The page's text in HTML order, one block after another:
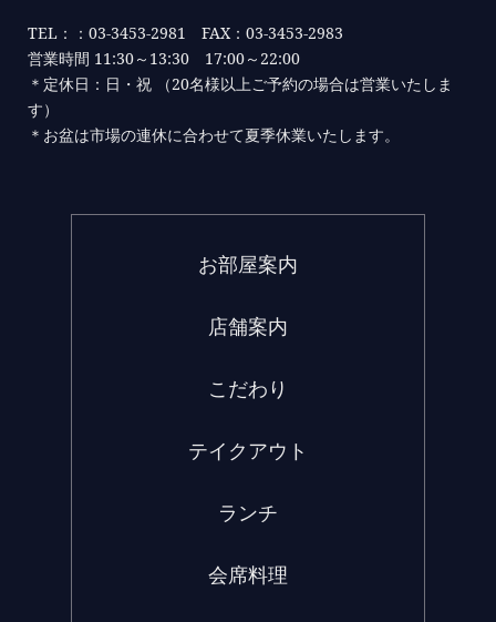
TEL：：03-3453-2981 FAX：03-3453-2983
営業時間 11:30～13:30 17:00～22:00
＊定休日：日・祝 （20名様以上ご予約の場合は営業いたしま
す）
＊お盆は市場の連休に合わせて夏季休業いたします。
お部屋案内
店舗案内
こだわり
テイクアウト
ランチ
会席料理